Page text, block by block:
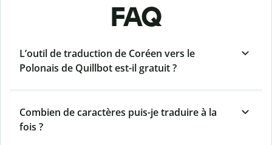
FAQ
L’outil de traduction de Coréen vers le
Polonais de Quillbot est-il gratuit ?
Combien de caractères puis-je traduire à la
fois ?